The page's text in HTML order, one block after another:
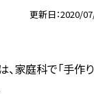
更新日 2020/
、家庭科で「手作